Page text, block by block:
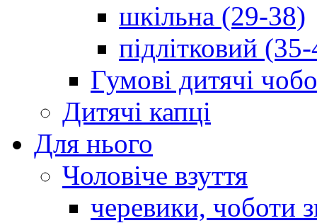
шкільна (29-38)
підлітковий
Гумові дитячі
Дитячі капці
Для нього
Чоловіче взуття
черевики, чоботи